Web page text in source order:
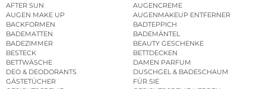
AFTER SUN
AUGENCREME
AUGEN MAKE UP
AUGENMAKEUP ENTFERNER
BACKFORMEN
BADTEPPICH
BADEMATTEN
BADEMÄNTEL
BADEZIMMER
BEAUTY GESCHENKE
BESTECK
BETTDECKEN
BETTWÄSCHE
DAMEN PARFUM
DEO & DEODORANTS
DUSCHGEL & BADESCHAUM
GÄSTETÜCHER
FÜR SIE